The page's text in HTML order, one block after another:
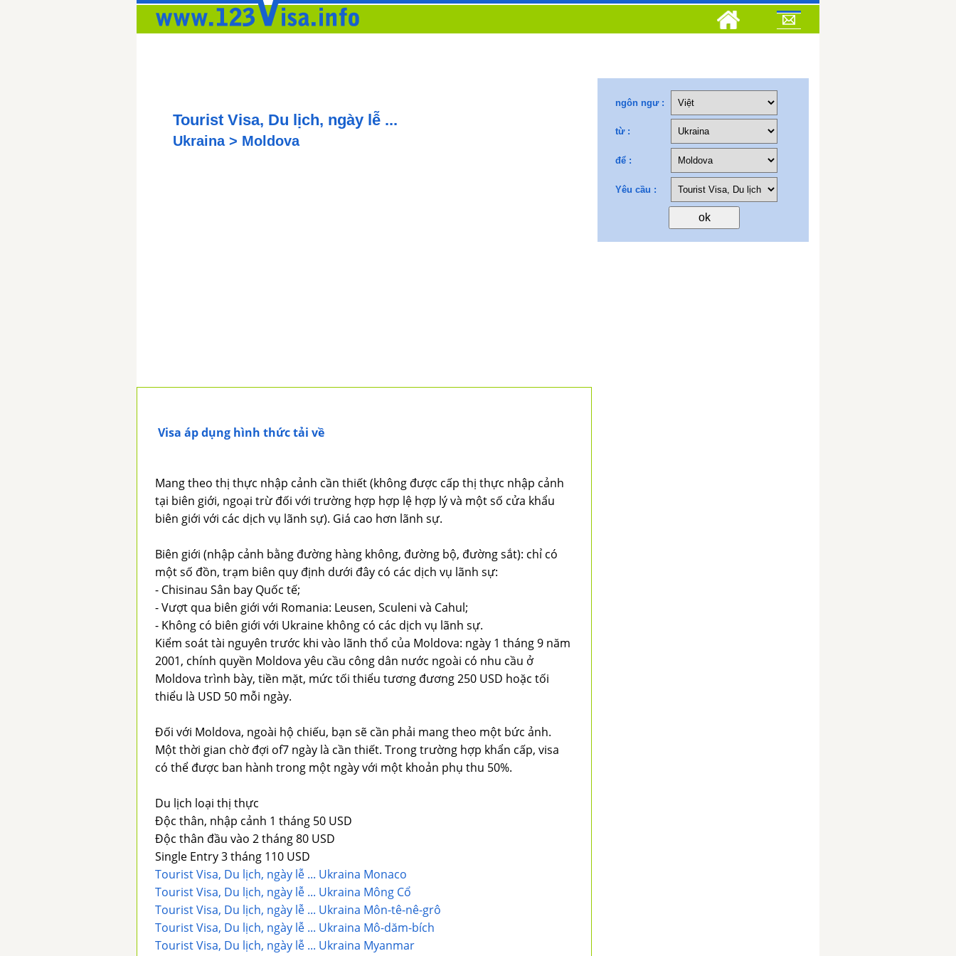
Tourist Visa, Du lịch, ngày lễ ...
Ukraina > Moldova
Visa áp dụng hình thức tải về
Mang theo thị thực nhập cảnh cần thiết (không được cấp thị thực nhập cảnh
tại biên giới, ngoại trừ đối với trường hợp hợp lệ hợp lý và một số cửa khẩu
biên giới với các dịch vụ lãnh sự). Giá cao hơn lãnh sự.
Biên giới (nhập cảnh bằng đường hàng không, đường bộ, đường sắt): chỉ có
một số đồn, trạm biên quy định dưới đây có các dịch vụ lãnh sự:
- Chisinau Sân bay Quốc tế;
- Vượt qua biên giới với Romania: Leusen, Sculeni và Cahul;
- Không có biên giới với Ukraine không có các dịch vụ lãnh sự.
Kiểm soát tài nguyên trước khi vào lãnh thổ của Moldova: ngày 1 tháng 9 năm
2001, chính quyền Moldova yêu cầu công dân nước ngoài có nhu cầu ở
Moldova trình bày, tiền mặt, mức tối thiểu tương đương 250 USD hoặc tối
thiểu là USD 50 mỗi ngày.
Đối với Moldova, ngoài hộ chiếu, bạn sẽ cần phải mang theo một bức ảnh.
Một thời gian chờ đợi of7 ngày là cần thiết. Trong trường hợp khẩn cấp, visa
có thể được ban hành trong một ngày với một khoản phụ thu 50%.
Du lịch loại thị thực
Độc thân, nhập cảnh 1 tháng 50 USD
Độc thân đầu vào 2 tháng 80 USD
Single Entry 3 tháng 110 USD
Tourist Visa, Du lịch, ngày lễ ... Ukraina Monaco
Tourist Visa, Du lịch, ngày lễ ... Ukraina Mông Cổ
Tourist Visa, Du lịch, ngày lễ ... Ukraina Môn-tê-nê-grô
Tourist Visa, Du lịch, ngày lễ ... Ukraina Mô-dăm-bích
Tourist Visa, Du lịch, ngày lễ ... Ukraina Myanmar